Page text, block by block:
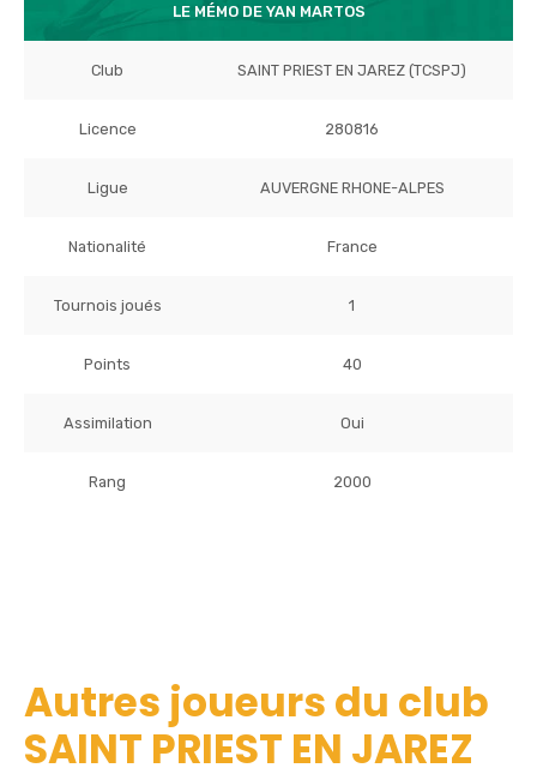
LE MÉMO DE YAN MARTOS
Club SAINT PRIEST EN JAREZ (TCSPJ)
Licence 280816
Ligue AUVERGNE RHONE-ALPES
Nationalité France
Tournois joués 1
Points 40
Assimilation Oui
Rang 2000
Autres joueurs du club
SAINT PRIEST EN JAREZ